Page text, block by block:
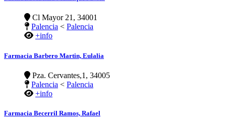
Cl Mayor 21, 34001
Palencia < Palencia
+info
Farmacia Barbero Martin, Eulalia
Pza. Cervantes,1, 34005
Palencia < Palencia
+info
Farmacia Becerril Ramos, Rafael